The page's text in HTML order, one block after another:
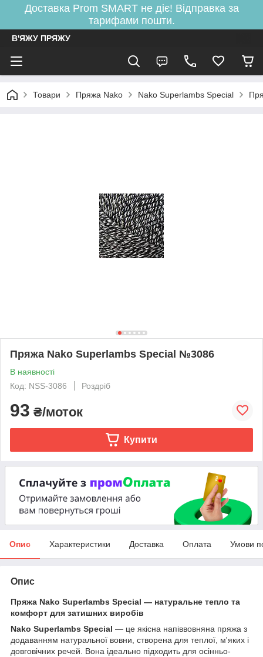
Доставка Prom SMART не діє! Відправка за
тарифами пошти.
В'ЯЖУ ПРЯЖУ
Товари Пряжа Nako Nako Superlambs Special
Пряжа Nako Superlambs Special №3086
В наявності
Код: NSS-3086
Роздріб
93 ₴/моток
Купити
Опис Характеристики Доставка Оплата Умови
Опис
Пряжа Nako Superlambs Special — натуральне тепло та
комфорт для затишних виробів
Nako Superlambs Special — це якісна напіввовняна пряжа з
додаванням натуральної вовни, створена для теплої, м'яких і
довговічних речей. Вона ідеально підходить для осінньо-